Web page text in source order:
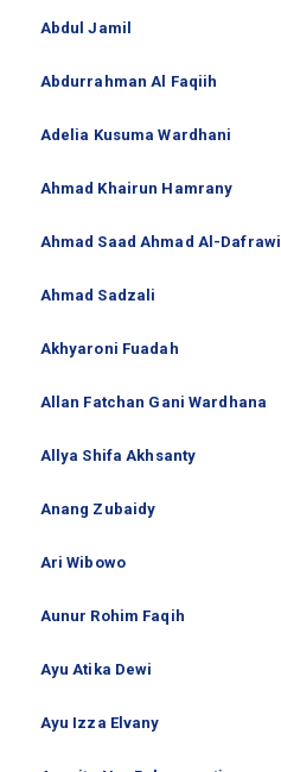
Abdul Jamil
Abdurrahman Al Faqiih
Adelia Kusuma Wardhani
Ahmad Khairun Hamrany
Ahmad Saad Ahmad Al-Dafrawi
Ahmad Sadzali
Akhyaroni Fuadah
Allan Fatchan Gani Wardhana
Allya Shifa Akhsanty
Anang Zubaidy
Ari Wibowo
Aunur Rohim Faqih
Ayu Atika Dewi
Ayu Izza Elvany